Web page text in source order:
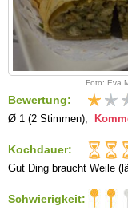
Foto: Eva
Bewertung:
Ø 1 (2 Stimmen),
Kochdauer:
Gut Ding braucht Weile
Schwierigkeit: